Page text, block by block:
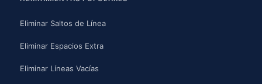
Eliminar Saltos de Línea
Eliminar Espacios Extra
Eliminar Líneas Vacías